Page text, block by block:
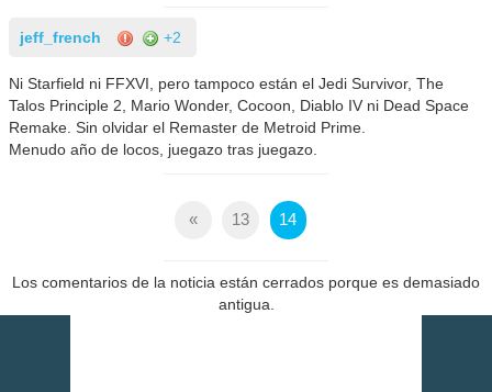
jeff_french +2
Ni Starfield ni FFXVI, pero tampoco están el Jedi Survivor, The
Talos Principle 2, Mario Wonder, Cocoon, Diablo IV ni Dead Space
Remake. Sin olvidar el Remaster de Metroid Prime.
Menudo año de locos, juegazo tras juegazo.
« 13 14
Los comentarios de la noticia están cerrados porque es demasiado
antigua.